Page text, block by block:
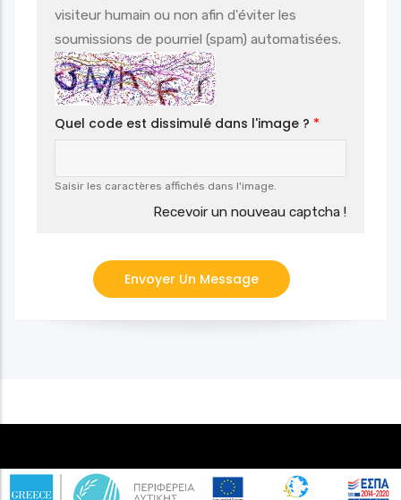
visiteur humain ou non afin d'éviter les
soumissions de pourriel (spam) automatisées.
Quel code est dissimulé dans l'image ?
Saisir les caractères affichés dans l'image.
Recevoir un nouveau captcha !